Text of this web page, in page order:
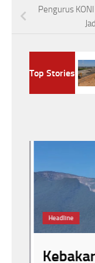
Pengurus
Top Stories
Headline